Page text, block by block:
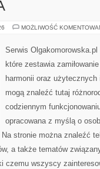
MOŻLIWOŚĆ
Serwis
które zestawia
harmonii oraz
mogą znaleźć tutaj
codziennym
opracowana z myślą o
stronie można znaleźć
a także tematów
czemu wszyscy